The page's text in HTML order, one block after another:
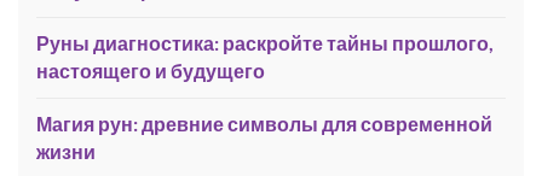
Руны диагностика: раскройте тайны прошлого,
настоящего и будущего
Магия рун: древние символы для современной
жизни